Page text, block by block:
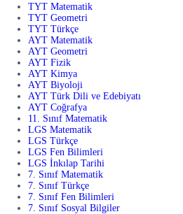
TYT Matematik
TYT Geometri
TYT Türkçe
AYT Matematik
AYT Geometri
AYT Fizik
AYT Kimya
AYT Biyoloji
AYT Türk Dili ve Edebiyatı
AYT Coğrafya
11. Sınıf Matematik
LGS Matematik
LGS Türkçe
LGS Fen Bilimleri
LGS İnkılap Tarihi
7. Sınıf Matematik
7. Sınıf Türkçe
7. Sınıf Fen Bilimleri
7. Sınıf Sosyal Bilgiler